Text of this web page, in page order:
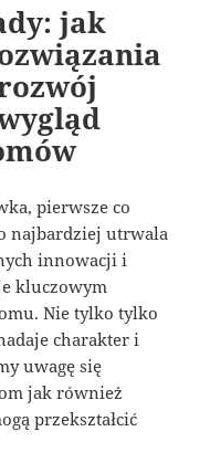
jak
pierwsze co
najbardziej utrwala
innowacji i
kluczowym
Nie tylko tylko
charakter i
uwagę się
jak również
przekształcić